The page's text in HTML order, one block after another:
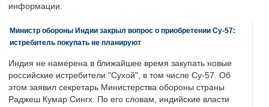
информации.
Министр обороны Индии закрыл вопрос о приобретении Су-57:
истребитель покупать не планируют
Индия не намерена в ближайшее время закупать новые
российские истребители "Сухой", в том числе Су-57. Об
этом заявил секретарь Министерства обороны страны
Раджеш Кумар Сингх. По его словам, индийские власти